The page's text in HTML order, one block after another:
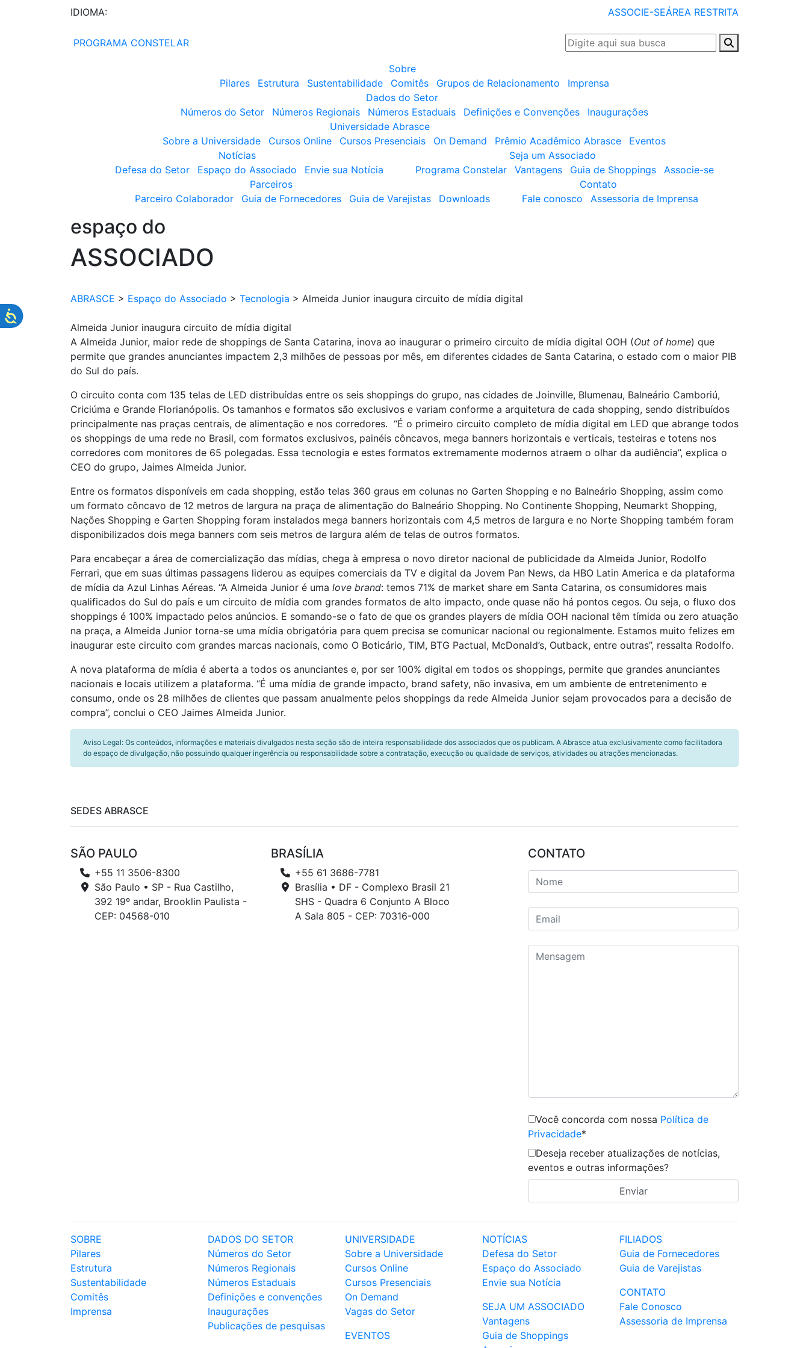
IDIOMA: ASSOCIE-SEÁREA RESTRITA
PROGRAMA CONSTELAR
Sobre
Pilares
Estrutura Sustentabilidade Comitês Grupos de Relacionamento
Imprensa
Dados do Setor
Números do Setor
Números Regionais Números Estaduais Definições e Convenções
Inaugurações
Universidade Abrasce
Sobre a Universidade
Cursos Online Cursos Presenciais On Demand Prêmio Acadêmico Abrasce
Eventos
Notícias
Defesa do Setor
Espaço do Associado Envie sua Notícia
Seja um Associado
Programa Constelar
Vantagens Guia de Shoppings
Associe-se
Parceiros
Parceiro Colaborador
Guia de Fornecedores Guia de Varejistas Downloads
Contato
Fale conosco
Assessoria de Imprensa
espaço do
ASSOCIADO
ABRASCE > Espaço do Associado > Tecnologia > Almeida Junior inaugura circuito de mídia digital
Almeida Junior inaugura circuito de mídia digital
A Almeida Junior, maior rede de shoppings de Santa Catarina, inova ao inaugurar o primeiro circuito de mídia digital OOH (Out of home) que
permite que grandes anunciantes impactem 2,3 milhões de pessoas por mês, em diferentes cidades de Santa Catarina, o estado com o maior PIB
do Sul do país.
O circuito conta com 135 telas de LED distribuídas entre os seis shoppings do grupo, nas cidades de Joinville, Blumenau, Balneário Camboriú,
Criciúma e Grande Florianópolis. Os tamanhos e formatos são exclusivos e variam conforme a arquitetura de cada shopping, sendo distribuídos
principalmente nas praças centrais, de alimentação e nos corredores. “É o primeiro circuito completo de mídia digital em LED que abrange todos
os shoppings de uma rede no Brasil, com formatos exclusivos, painéis côncavos, mega banners horizontais e verticais, testeiras e totens nos
corredores com monitores de 65 polegadas. Essa tecnologia e estes formatos extremamente modernos atraem o olhar da audiência”, explica o
CEO do grupo, Jaimes Almeida Junior.
Entre os formatos disponíveis em cada shopping, estão telas 360 graus em colunas no Garten Shopping e no Balneário Shopping, assim como
um formato côncavo de 12 metros de largura na praça de alimentação do Balneário Shopping. No Continente Shopping, Neumarkt Shopping,
Nações Shopping e Garten Shopping foram instalados mega banners horizontais com 4,5 metros de largura e no Norte Shopping também foram
disponibilizados dois mega banners com seis metros de largura além de telas de outros formatos.
Para encabeçar a área de comercialização das mídias, chega à empresa o novo diretor nacional de publicidade da Almeida Junior, Rodolfo
Ferrari, que em suas últimas passagens liderou as equipes comerciais da TV e digital da Jovem Pan News, da HBO Latin America e da plataforma
de mídia da Azul Linhas Aéreas. “A Almeida Junior é uma love brand: temos 71% de market share em Santa Catarina, os consumidores mais
qualificados do Sul do país e um circuito de mídia com grandes formatos de alto impacto, onde quase não há pontos cegos. Ou seja, o fluxo dos
shoppings é 100% impactado pelos anúncios. E somando-se o fato de que os grandes players de mídia OOH nacional têm tímida ou zero atuação
na praça, a Almeida Junior torna-se uma mídia obrigatória para quem precisa se comunicar nacional ou regionalmente. Estamos muito felizes em
inaugurar este circuito com grandes marcas nacionais, como O Boticário, TIM, BTG Pactual, McDonald’s, Outback, entre outras”, ressalta Rodolfo.
A nova plataforma de mídia é aberta a todos os anunciantes e, por ser 100% digital em todos os shoppings, permite que grandes anunciantes
nacionais e locais utilizem a plataforma. “É uma mídia de grande impacto, brand safety, não invasiva, em um ambiente de entretenimento e
consumo, onde os 28 milhões de clientes que passam anualmente pelos shoppings da rede Almeida Junior sejam provocados para a decisão de
compra”, conclui o CEO Jaimes Almeida Junior.
Aviso Legal: Os conteúdos, informações e materiais divulgados nesta seção são de inteira responsabilidade dos associados que os publicam. A Abrasce atua exclusivamente como facilitadora
do espaço de divulgação, não possuindo qualquer ingerência ou responsabilidade sobre a contratação, execução ou qualidade de serviços, atividades ou atrações mencionadas.
SEDES ABRASCE
SÃO PAULO
+55 11 3506-8300
São Paulo • SP - Rua Castilho,
392 19º andar, Brooklin Paulista -
CEP: 04568-010
BRASÍLIA
+55 61 3686-7781
Brasília • DF - Complexo Brasil 21
SHS - Quadra 6 Conjunto A Bloco
A Sala 805 - CEP: 70316-000
CONTATO
Você concorda com nossa Política de
Privacidade*
Deseja receber atualizações de notícias,
eventos e outras informações?
SOBRE
Pilares
Estrutura
Sustentabilidade
Comitês
Imprensa
DADOS DO SETOR
Números do Setor
Números Regionais
Números Estaduais
Definições e convenções
Inaugurações
Publicações de pesquisas
UNIVERSIDADE
Sobre a Universidade
Cursos Online
Cursos Presenciais
On Demand
Vagas do Setor
EVENTOS
NOTÍCIAS
Defesa do Setor
Espaço do Associado
Envie sua Notícia
SEJA UM ASSOCIADO
Vantagens
Guia de Shoppings
FILIADOS
Guia de Fornecedores
Guia de Varejistas
CONTATO
Fale Conosco
Assessoria de Imprensa